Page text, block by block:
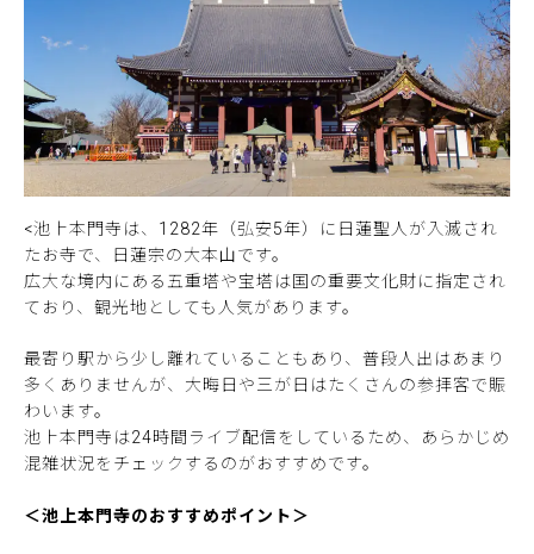
<池上本門寺は、1282年（弘安5年）に日蓮聖人が入滅され
たお寺で、日蓮宗の大本山です。
広大な境内にある五重塔や宝塔は国の重要文化財に指定され
ており、観光地としても人気があります。
最寄り駅から少し離れていることもあり、普段人出はあまり
多くありませんが、大晦日や三が日はたくさんの参拝客で賑
わいます。
池上本門寺は24時間ライブ配信をしているため、あらかじめ
混雑状況をチェックするのがおすすめです。
＜池上本門寺のおすすめポイント＞